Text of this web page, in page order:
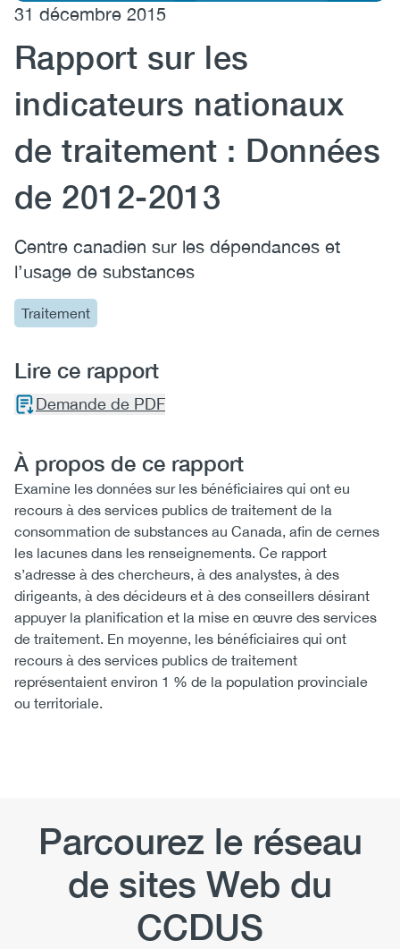
EN FR
31 décembre 2015
Rapport sur les
indicateurs nationaux
de traitement : Données
de 2012-2013
Centre canadien sur les dépendances et
l’usage de substances
Traitement
Lire ce rapport
Demande de PDF
À propos de ce rapport
Examine les données sur les bénéficiaires qui ont eu
recours à des services publics de traitement de la
consommation de substances au Canada, afin de cernes
les lacunes dans les renseignements. Ce rapport
s’adresse à des chercheurs, à des analystes, à des
dirigeants, à des décideurs et à des conseillers désirant
appuyer la planification et la mise en œuvre des services
de traitement. En moyenne, les bénéficiaires qui ont
recours à des services publics de traitement
représentaient environ 1 % de la population provinciale
ou territoriale.
Parcourez le réseau
de sites Web du
CCDUS